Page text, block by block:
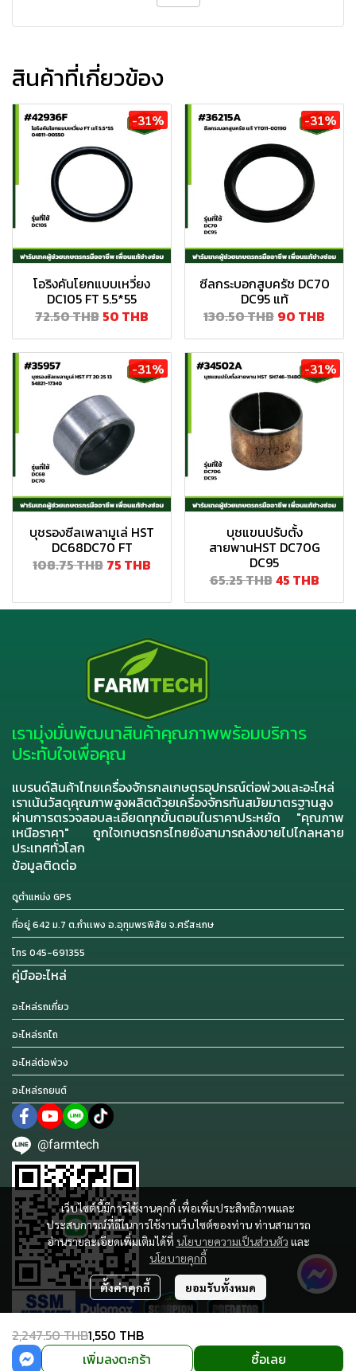
สินค้าที่เกี่ยวข้อง
-31%
โอริงคันโยกแบบเหวี่ยง
DC105 FT 5.5*55
72.50 THB 50 THB
-31%
ซีลกระบอกสูบครัช DC70
DC95 แท้
130.50 THB 90 THB
-31%
บุชรองซีลเพลามูเล่ HST
DC68DC70 FT
108.75 THB 75 THB
-31%
บุชแขนปรับตั้ง
สายพานHST DC70G
DC95
65.25 THB45 THB
2,247.50 THB1,550 THB
เพิ่มลงตะกร้า
ซื้อเลย
เว็บไซต์นี้มีการใช้งานคุกกี้ เพื่อเพิ่มประสิทธิภาพและ
ประสบการณ์ที่ดีในการใช้งานเว็บไซต์ของท่าน ท่านสามารถ
อ่านรายละเอียดเพิ่มเติมได้ที่ นโยบายความเป็นส่วนตัว และ
นโยบายคุกกี้
ตั้งค่าคุกกี้ ยอมรับทั้งหมด
เรามุ่งมั่นพัฒนาสินค้าคุณภาพพร้อมบริการ
ประทับใจเพื่อคุณ
แบรนด์สินค้าไทยเครื่องจักรกลเกษตรอุปกรณ์ต่อพ่วงและอะไหล่
เราเน้นวัสดุคุณภาพสูงผลิตด้วยเครื่องจักรทันสมัยมาตรฐานสูง
ผ่านการตรวจสอบละเอียดทุกขั้นตอนในราคาประหยัด "คุณภาพ
เหนือราคา" ถูกใจเกษตรกรไทยยังสามารถส่งขายไปไกลหลาย
ประเทศทั่วโลก
ข้อมูลติดต่อ
ดูตำแหน่ง GPS
ที่อยู่ 642 ม.7 ต.กำเเพง อ.อุทุมพรพิสัย จ.ศรีสะเกษ
โทร 045-691355
คู่มืออะไหล่
อะไหล่รถเกี่ยว
อะไหล่รถไถ
อะไหล่ต่อพ่วง
อะไหล่รถยนต์
@farmtech